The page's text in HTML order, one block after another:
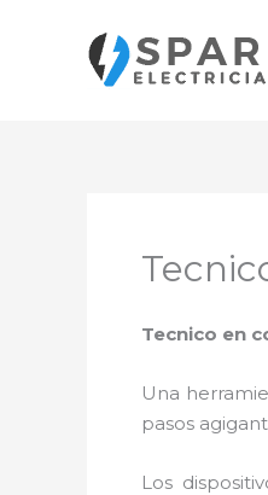
contenido
Tecnico en
Una
pasos
Los